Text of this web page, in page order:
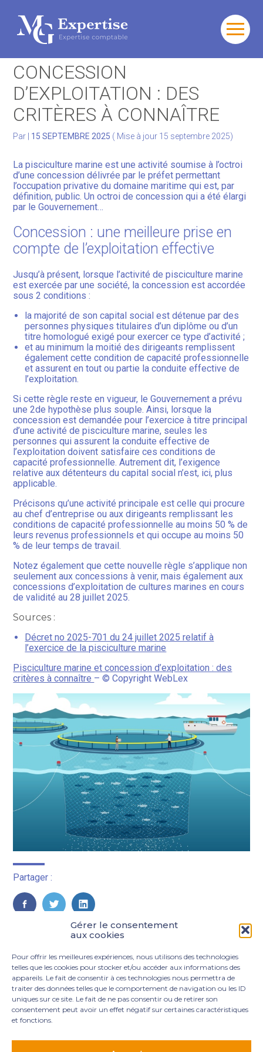
Gérer le consentement
aux cookies
Pour offrir les meilleures expériences, nous utilisons des technologies
telles que les cookies pour stocker et/ou accéder aux informations des
appareils. Le fait de consentir à ces technologies nous permettra de
traiter des données telles que le comportement de navigation ou les ID
uniques sur ce site. Le fait de ne pas consentir ou de retirer son
consentement peut avoir un effet négatif sur certaines caractéristiques
et fonctions.
Aller
Gérer votre quotidien
Gérer votre patrimoine
Facturation Électronique
PISCICULTURE MARINE ET
CONCESSION
D’EXPLOITATION : DES
CRITÈRES À CONNAÎTRE
Par 15 SEPTEMBRE 2025 ( Mise à jour 15 septembre 2025)
La pisciculture marine est une activité soumise à l’octroi
d’une concession délivrée par le préfet permettant
l’occupation privative du domaine maritime qui est, par
définition, public. Un octroi de concession qui a été élargi
par le Gouvernement…
Concession : une meilleure prise en
compte de l’exploitation effective
Jusqu’à présent, lorsque l’activité de pisciculture marine
est exercée par une société, la concession est accordée
sous 2 conditions :
la majorité de son capital social est détenue par des
personnes physiques titulaires d’un diplôme ou d’un
titre homologué exigé pour exercer ce type d’activité ;
et au minimum la moitié des dirigeants remplissent
également cette condition de capacité professionnelle
et assurent en tout ou partie la conduite effective de
l’exploitation.
Si cette règle reste en vigueur, le Gouvernement a prévu
une 2de hypothèse plus souple. Ainsi, lorsque la
concession est demandée pour l’exercice à titre principal
d’une activité de pisciculture marine, seules les
personnes qui assurent la conduite effective de
l’exploitation doivent satisfaire ces conditions de
capacité professionnelle. Autrement dit, l’exigence
relative aux détenteurs du capital social n’est, ici, plus
applicable.
Précisons qu’une activité principale est celle qui procure
au chef d’entreprise ou aux dirigeants remplissant les
conditions de capacité professionnelle au moins 50 % de
leurs revenus professionnels et qui occupe au moins 50
% de leur temps de travail.
Notez également que cette nouvelle règle s’applique non
seulement aux concessions à venir, mais également aux
concessions d’exploitation de cultures marines en cours
de validité au 28 juillet 2025.
Sources :
Décret no 2025-701 du 24 juillet 2025 relatif à
l’exercice de la pisciculture marine
Pisciculture marine et concession d’exploitation : des
critères à connaître – © Copyright WebLex
Partager :
FaceBook
TwitterLinkedIn
Principale
3 rue Marie Dupil – La Plaine Petit Manoir – 97232 Le